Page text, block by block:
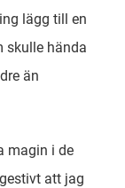
lägg till en
skulle hända
än
magin i de
att jag